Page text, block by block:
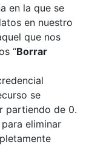
en la que se
en nuestro
que nos
“Borrar
se
partiendo de 0.
eliminar